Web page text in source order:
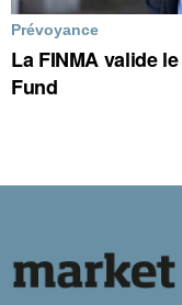
Prévoyance
La FINMA valide
Fund